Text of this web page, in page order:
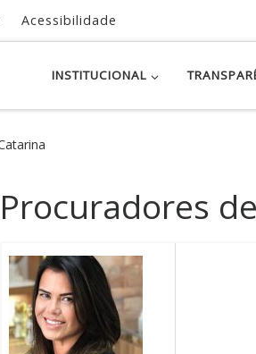
Acessibilidade
INSTITUCIONAL
Procuradores